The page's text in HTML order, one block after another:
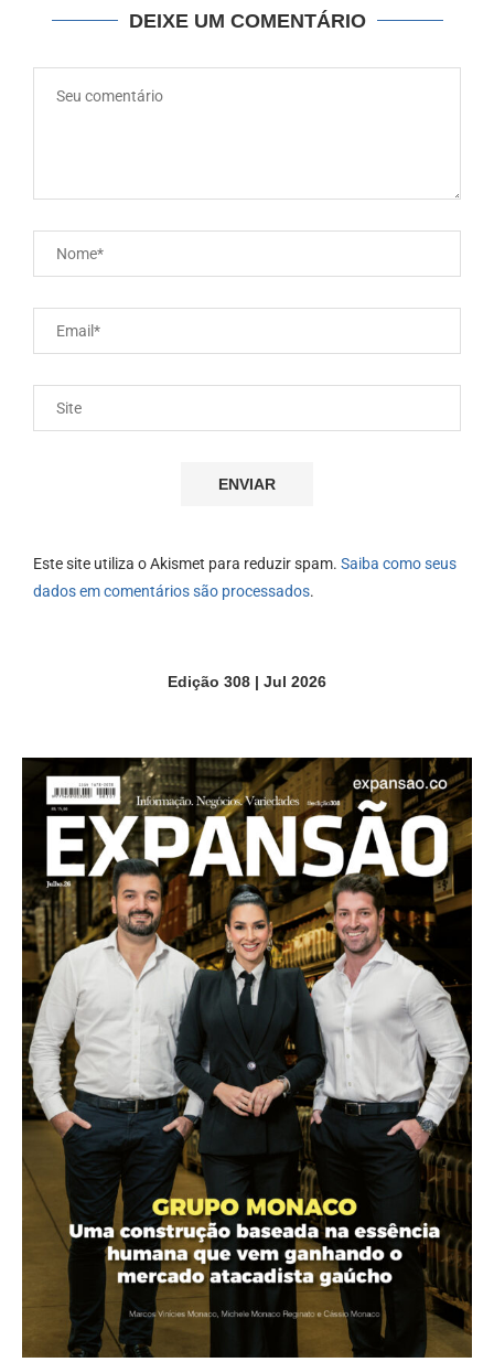
DEIXE UM COMENTÁRIO
Este site utiliza o Akismet para reduzir spam. Saiba como seus
dados em comentários são processados.
Edição 308 | Jul 2026